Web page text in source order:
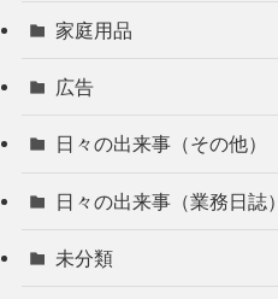
家庭用品
広告
日々の出来事（その他）
日々の出来事（業務日誌）
未分類